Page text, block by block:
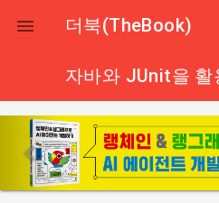
 더북(TheBook)
자바와 JUnit을 활
p
r
e